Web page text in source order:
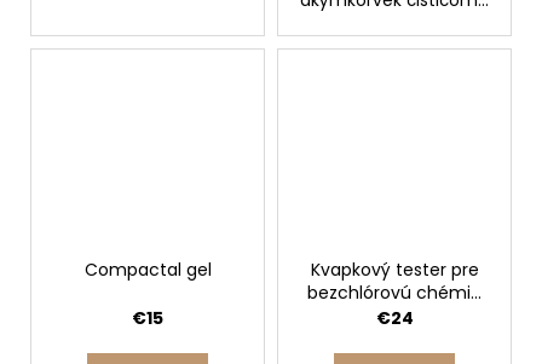
Compactal gel
€15
Kvapkový tester pre
bezchlórovú chémiu
DUKE-D
€24